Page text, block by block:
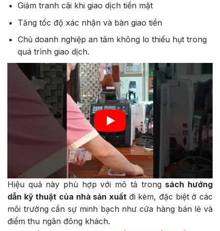
Giảm tranh cãi khi giao dịch tiền mặt
Tăng tốc độ xác nhận và bàn giao tiền
Chủ doanh nghiệp an tâm không lo thiếu hụt trong
quá trình giao dịch.
Hiệu quả này phù hợp với mô tả trong sách hướng
dẫn kỹ thuật của nhà sản xuất đi kèm, đặc biệt ở các
môi trường cần sự minh bạch như cửa hàng bán lẻ và
điểm thu ngân đông khách.